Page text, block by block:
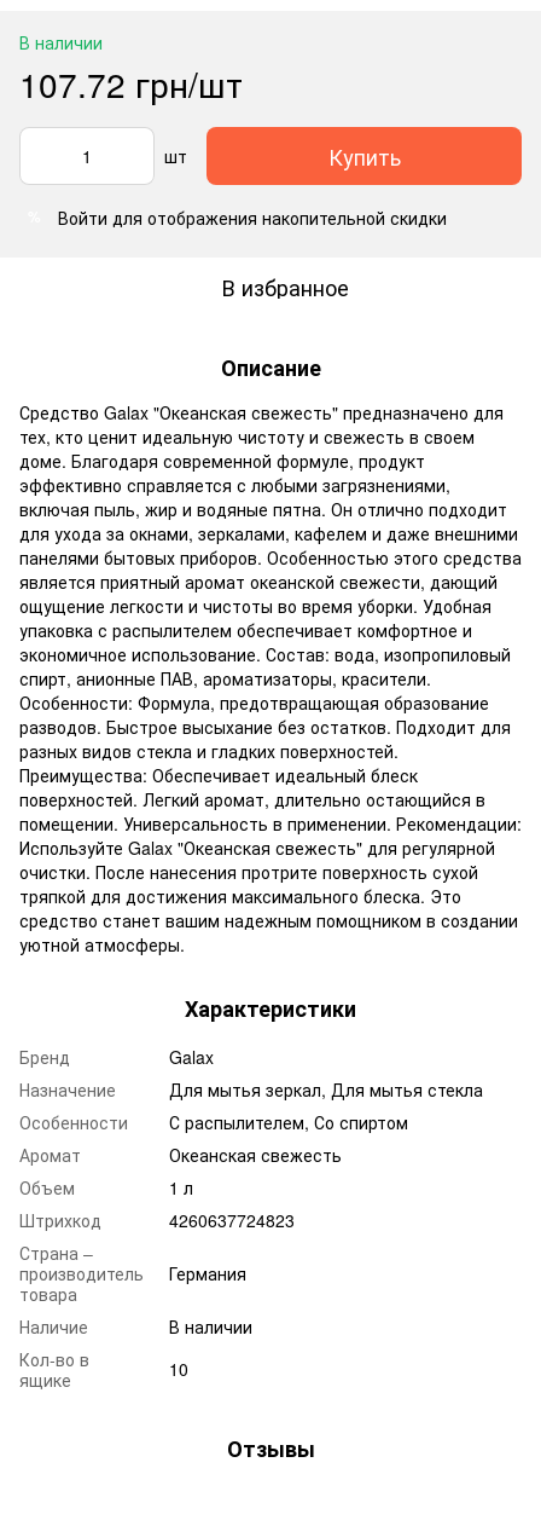
В наличии
107.72 грн/шт
шт Купить
Войти для отображения накопительной скидки
В избранное
Описание
Средство Galax "Океанская свежесть" предназначено для
тех, кто ценит идеальную чистоту и свежесть в своем
доме. Благодаря современной формуле, продукт
эффективно справляется с любыми загрязнениями,
включая пыль, жир и водяные пятна. Он отлично подходит
для ухода за окнами, зеркалами, кафелем и даже внешними
панелями бытовых приборов. Особенностью этого средства
является приятный аромат океанской свежести, дающий
ощущение легкости и чистоты во время уборки. Удобная
упаковка с распылителем обеспечивает комфортное и
экономичное использование. Состав: вода, изопропиловый
спирт, анионные ПАВ, ароматизаторы, красители.
Особенности: Формула, предотвращающая образование
разводов. Быстрое высыхание без остатков. Подходит для
разных видов стекла и гладких поверхностей.
Преимущества: Обеспечивает идеальный блеск
поверхностей. Легкий аромат, длительно остающийся в
помещении. Универсальность в применении. Рекомендации:
Используйте Galax "Океанская свежесть" для регулярной
очистки. После нанесения протрите поверхность сухой
тряпкой для достижения максимального блеска. Это
средство станет вашим надежным помощником в создании
уютной атмосферы.
Характеристики
Бренд
Galax
Назначение
Для мытья зеркал, Для мытья стекла
Особенности
С распылителем, Со спиртом
Аромат
Океанская свежесть
Объем
1 л
Штрихкод
4260637724823
Страна –
производитель
товара
Германия
Наличие
В наличии
Кол-во в
ящике
10
Отзывы